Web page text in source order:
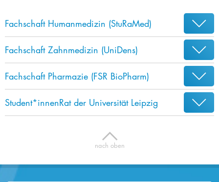
Fachschaft Humanmedizin (StuRaMed)
Fachschaft Zahnmedizin (UniDens)
Fachschaft Pharmazie (FSR BioPharm)​
Student*innenRat der Universität Leipzig
7
nach oben